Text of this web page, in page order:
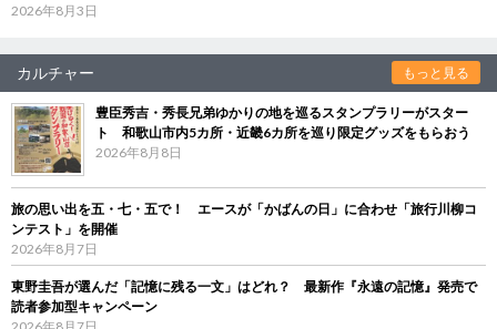
2026年8月3日
カルチャー もっと見る
豊臣秀吉・秀長兄弟ゆかりの地を巡るスタンプラリーがスター
ト 和歌山市内5カ所・近畿6カ所を巡り限定グッズをもらおう
2026年8月8日
旅の思い出を五・七・五で！ エースが「かばんの日」に合わせ「旅行川柳コ
ンテスト」を開催
2026年8月7日
東野圭吾が選んだ「記憶に残る一文」はどれ？ 最新作『永遠の記憶』発売で
読者参加型キャンペーン